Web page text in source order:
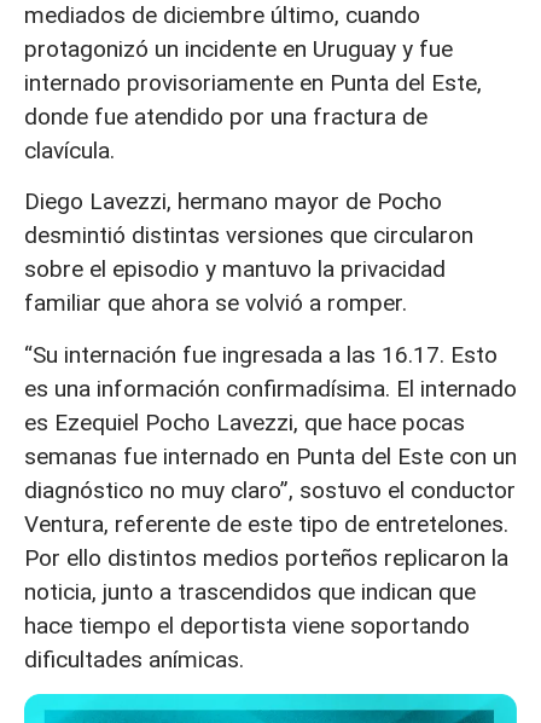
mediados de diciembre último, cuando
protagonizó un incidente en Uruguay y fue
internado provisoriamente en Punta del Este,
donde fue atendido por una fractura de
clavícula.
Diego Lavezzi, hermano mayor de Pocho
desmintió distintas versiones que circularon
sobre el episodio y mantuvo la privacidad
familiar que ahora se volvió a romper.
“Su internación fue ingresada a las 16.17. Esto
es una información confirmadísima. El internado
es Ezequiel Pocho Lavezzi, que hace pocas
semanas fue internado en Punta del Este con un
diagnóstico no muy claro”, sostuvo el conductor
Ventura, referente de este tipo de entretelones.
Por ello distintos medios porteños replicaron la
noticia, junto a trascendidos que indican que
hace tiempo el deportista viene soportando
dificultades anímicas.